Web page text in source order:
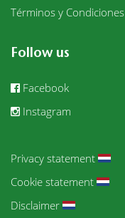
Términos y Condiciones
Follow us
Facebook
Instagram
Privacy statement
Cookie statement
Disclaimer